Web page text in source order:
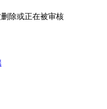
除或正在被审核